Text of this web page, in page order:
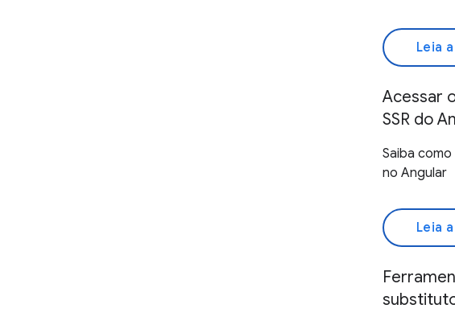
Leia
Acessar
SSR do
Saiba
no Angular
Leia